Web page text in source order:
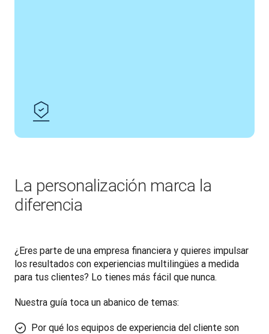
La personalización marca la
diferencia
¿Eres parte de una empresa financiera y quieres impulsar
los resultados con experiencias multilingües a medida
para tus clientes? Lo tienes más fácil que nunca.
Nuestra guía toca un abanico de temas:
Por qué los equipos de experiencia del cliente son